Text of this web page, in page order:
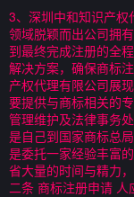
3、深圳中和知识产
领域脱颖而出公司拥
到最终完成注册的全
解决方案，确保商标
产权代理有限公司展
要提供与商标相关的
管理维护及法律事务
是自己到国家商标总
是委托一家经验丰富
省大量的时间与精力
二条 商标注册申请 人